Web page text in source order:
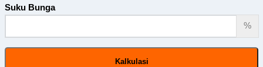
Suku Bunga
%
Kalkulasi